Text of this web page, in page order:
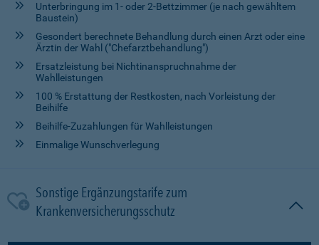
Unterbringung im 1- oder 2-Bettzimmer (je nach gewähltem
Baustein)
Gesondert berechnete Behandlung durch einen Arzt oder eine
Ärztin der Wahl ("Chefarztbehandlung")
Ersatzleistung bei Nichtinanspruchnahme der
Wahlleistungen
100 % Erstattung der Restkosten, nach Vorleistung der
Beihilfe
Beihilfe-Zuzahlungen für Wahlleistungen
Einmalige Wunschverlegung
Sonstige Ergänzungstarife zum
Krankenversicherungsschutz